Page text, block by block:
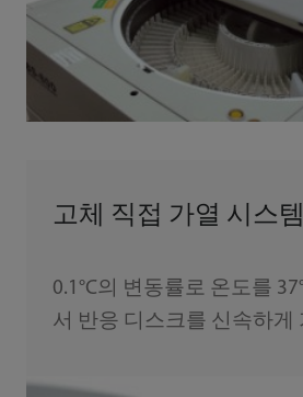
고체 직접 가열 시스템
0.1°C의 변동률로 온도를
서 반응 디스크를 신속하게